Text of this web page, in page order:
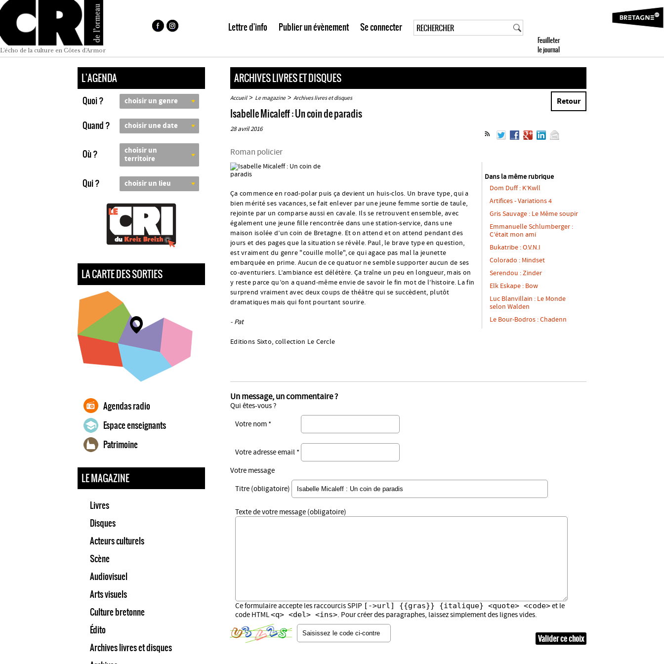
L'écho de la culture en Côtes d'Armor
Lettre d'info Publier un évènement Se connecter
L'AGENDA
Quoi ? choisir un genre
Quand ? choisir une date
Où ?
choisir un
territoire
Qui ? choisir un lieu
LA CARTE DES SORTIES
Agendas radio
Espace enseignants
Patrimoine
LE MAGAZINE
Livres
Disques
Acteurs culturels
Scène
Audiovisuel
Arts visuels
Culture bretonne
Édito
Archives livres et disques
ARCHIVES LIVRES ET DISQUES
Accueil> Le magazine> Archives livres et disques Retour
Isabelle Micaleff : Un coin de paradis
28 avril 2016
Roman policier
Ça commence en road-polar puis ça devient un huis-clos. Un brave type, qui a
bien mérité ses vacances, se fait enlever par une jeune femme sortie de taule,
rejointe par un comparse aussi en cavale. Ils se retrouvent ensemble, avec
également une jeune fille rencontrée dans une station-service, dans une
maison isolée d’un coin de Bretagne. Et on attend et on attend pendant des
jours et des pages que la situation se révèle. Paul, le brave type en question,
est vraiment du genre "couille molle", ce qui agace pas mal la jeunette
embarquée en prime. Aucun de ce quatuor ne semble supporter aucun de ses
co-aventuriers. L’ambiance est délétère. Ça traîne un peu en longueur, mais on
y reste parce qu’on a quand-même envie de savoir le fin mot de l’histoire. La fin
surprend vraiment avec deux coups de théâtre qui se succèdent, plutôt
dramatiques mais qui font pourtant sourire.
- Pat
Editions Sixto, collection Le Cercle
Dans la même rubrique
Dom Duff : K’Kwll
Artifices - Variations 4
Gris Sauvage : Le Même soupir
Emmanuelle Schlumberger :
C’était mon ami
Bukatribe : O.V.N.I
Colorado : Mindset
Serendou : Zinder
Elk Eskape : Bow
Luc Blanvillain : Le Monde
selon Walden
Le Bour-Bodros : Chadenn
Un message, un commentaire ?
Qui êtes-vous ?
Votre nom *
Votre adresse email *
Votre message
Titre (obligatoire)
Texte de votre message (obligatoire)
Ce formulaire accepte les raccourcis SPIP [->url] {{gras}} {italique} <quote> <code>et le
code HTML<q> <del> <ins>. Pour créer des paragraphes, laissez simplement des lignes vides.